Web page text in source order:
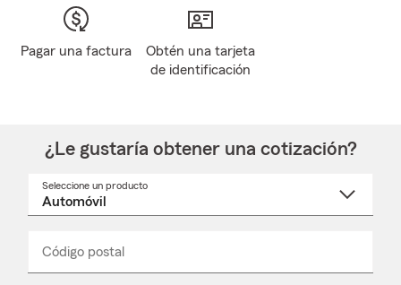
Pagar una factura
Obtén una tarjeta
de identificación
¿Le gustaría obtener una cotización?
Seleccione un producto
desplegable
Código postal
_____